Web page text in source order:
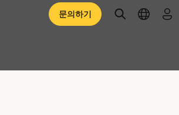
문의하기 openopen로